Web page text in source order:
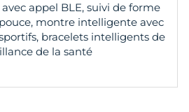
appel BLE, suivi de forme
pouce, montre intelligente avec
bracelets intelligents de
de la santé